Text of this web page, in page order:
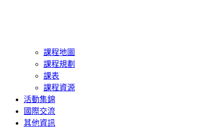
課程地圖
課程規劃
課表
課程資源
活動集錦
國際交流
其他資訊